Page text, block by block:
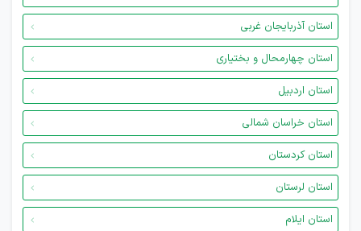
استان آذربایجان غربی
استان چهارمحال و بختیاری
استان اردبیل
استان خراسان شمالی
استان کردستان
استان لرستان
استان ایلام